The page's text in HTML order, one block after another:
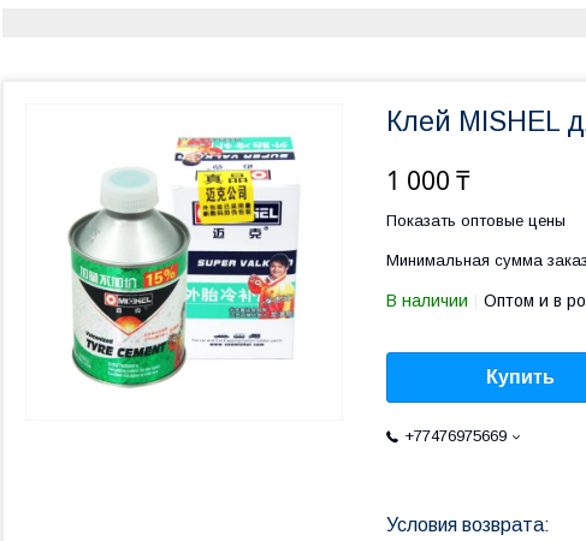
Клей MISHEL
1 000 ₸
Показать оптовые цены
Минимальная сумма
В наличии Оптом и в
Купить
+77476975669